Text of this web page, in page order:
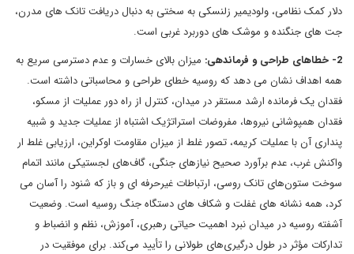
دلار کمک نظامی، ولودیمیر زلنسکی به سختی به دنبال دریافت تانک های مدرن،
جت های جنگنده و موشک های دوربرد غربی است.
2- خطاهای طراحی و فرماندهی:
میزان بالای خسارات و عدم دسترسی سریع به
همه اهداف نشان می دهد که روسیه خطای طراحی و محاسباتی داشته است.
فقدان یک فرمانده ارشد مستقر در میدان، کنترل از راه دور عملیات از مسکو،
فقدان همپوشانی نیروها، مفروضات استراتژیک اشتباه از عملیات جدید و شبیه
پنداری آن با عملیات کریمه، تصور غلط از میزان مقاومت اوکراین، ارزیابی غلط ار
واکنش غرب، عدم برآورد صحیح نیازهای جنگی، گاف‌های لجستیکی مانند اتمام
سوخت ستون‌های تانک روسی، ارتباطات غیرحرفه ای و باز که شنود را آسان می
کرد، همه نشانه های غفلت و شکاف های دستگاه جنگ روسیه است. وضعیت
آشفته روسیه در میدان نبرد اهمیت حیاتی رهبری، آموزش، نظم و انضباط و
تدارکات مؤثر در طول درگیری‌های طولانی را تأیید می‌کند. برای موفقیت در